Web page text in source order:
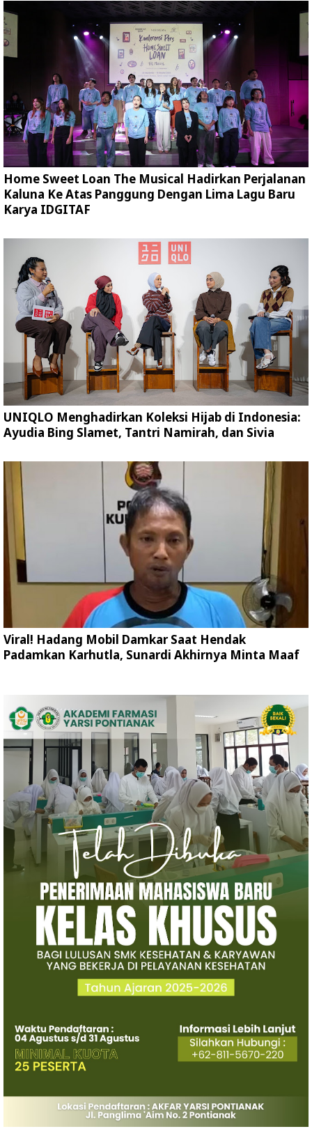
Home Sweet Loan The Musical Hadirkan Perjalanan
Kaluna Ke Atas Panggung Dengan Lima Lagu Baru
Karya IDGITAF
UNIQLO Menghadirkan Koleksi Hijab di Indonesia:
Ayudia Bing Slamet, Tantri Namirah, dan Sivia
Viral! Hadang Mobil Damkar Saat Hendak
Padamkan Karhutla, Sunardi Akhirnya Minta Maaf